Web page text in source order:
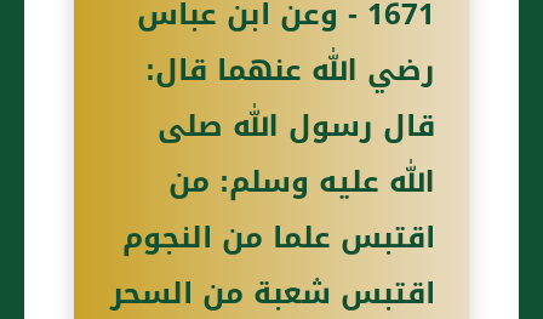
1671 - وعن ابن عباس
رضي الله عنهما قال:
قال رسول الله صلى
الله عليه وسلم: من
اقتبس علما من النجوم
اقتبس شعبة من السحر